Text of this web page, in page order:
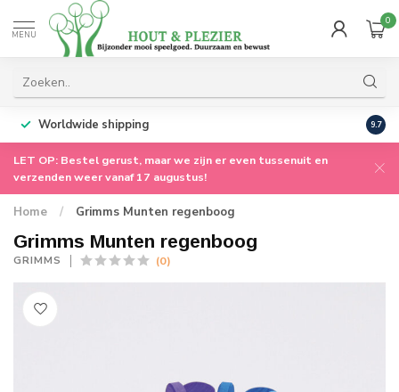
MENU
0
Worldwide shipping 9.7
LET OP: Bestel gerust, maar we zijn er even tussenuit en
verzenden weer vanaf 17 augustus!
Home / Grimms Munten regenboog
Grimms Munten regenboog
GRIMMS (0)